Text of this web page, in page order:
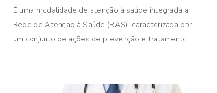
É uma modalidade de atenção à saúde integrada à
Rede de Atenção à Saúde (RAS), caracterizada por
um conjunto de ações de prevenção e tratamento…